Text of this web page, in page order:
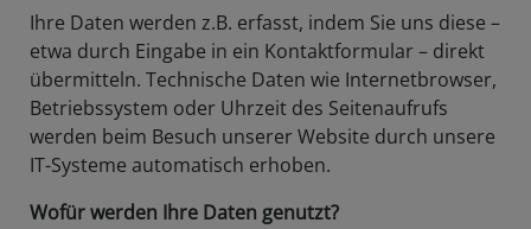
Ihre Daten werden z.B. erfasst, indem Sie uns diese –
etwa durch Eingabe in ein Kontaktformular – direkt
übermitteln. Technische Daten wie Internetbrowser,
Betriebssystem oder Uhrzeit des Seitenaufrufs
werden beim Besuch unserer Website durch unsere
IT-Systeme automatisch erhoben.
Wofür werden Ihre Daten genutzt?